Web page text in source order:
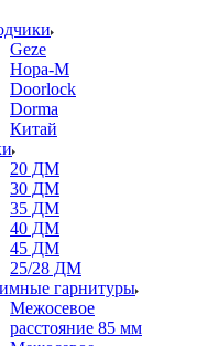
Geze
Нора-М
Doorlock
Dorma
Китай
20 ДМ
30 ДМ
35 ДМ
40 ДМ
45 ДМ
25/28 ДМ
гарнитуры
Межосевое
расстояние 85 мм